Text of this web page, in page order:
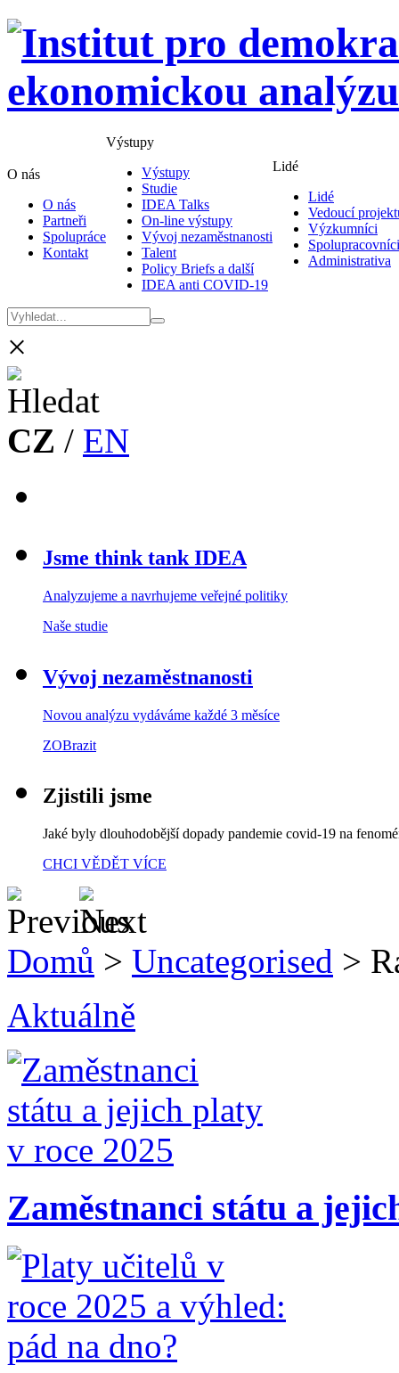
O nás
O nás
Partneři
Spolupráce
Kontakt
Výstupy
Výstupy
Studie
IDEA Talks
On-line výstupy
Vývoj nezaměstnanosti
Talent
Policy Briefs a další
IDEA anti COVID-19
Lidé
Lidé
Vedoucí
Výzkumníci
Spolupracovníci
Administrativa
×
CZ / EN
Jsme think tank IDEA
Analyzujeme a navrhujeme veřejné politiky
Naše studie
Vývoj nezaměstnanosti
Novou analýzu vydáváme každé 3 měsíce
ZOBrazit
Zjistili jsme
Jaké byly dlouhodobější dopady pandemie covid-19 na
CHCI VĚDĚT VÍCE
Domů > Uncategorised >
Aktuálně
Zaměstnanci státu a